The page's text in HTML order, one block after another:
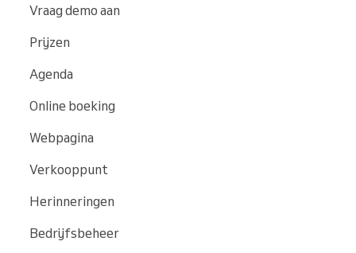
Vraag demo aan
Prijzen
Agenda
Online boeking
Webpagina
Verkooppunt
Herinneringen
Bedrijfsbeheer